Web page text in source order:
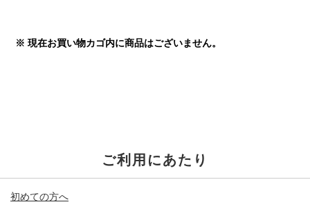
※ 現在お買い物カゴ内に商品はございません。
ご利用にあたり
初めての方へ